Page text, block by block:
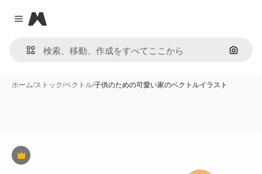
Close menu
Magnific
画像で
ホーム/ストック/ベクトル/子供のための可愛い家のベクトルイラスト
Premium